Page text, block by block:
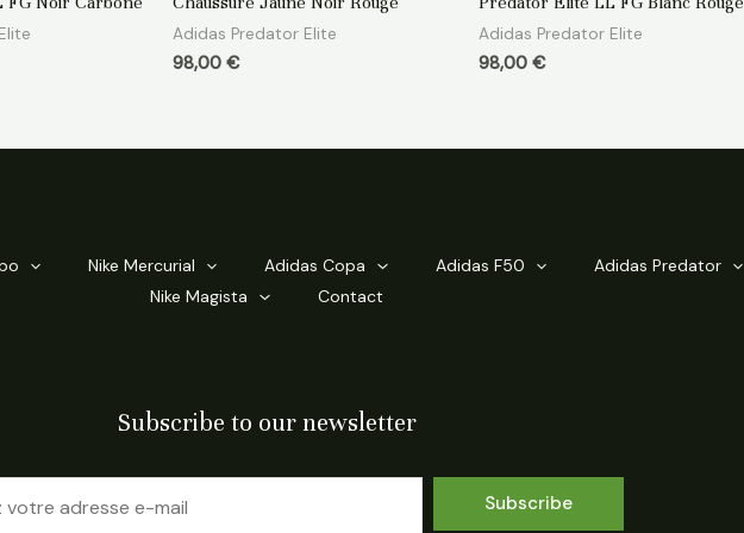
sur
Adidas Predator Elite
98,00 €
sur
Adidas Predator Elite
98,00 €
Nike Mercurial Adidas Copa Adidas F50 Adidas Predator
Nike Magista
Contact
Subscribe to our newsletter
Subscribe